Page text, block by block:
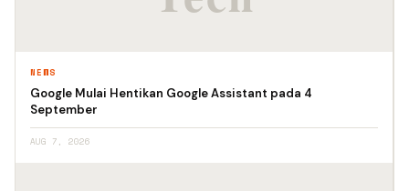
NEWS
Google Mulai Hentikan Google Assistant pada 4
September
AUG 7, 2026